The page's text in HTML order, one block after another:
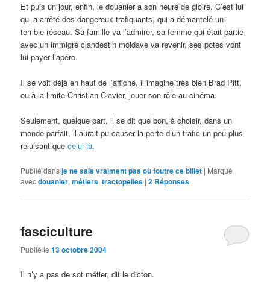
Et puis un jour, enfin, le douanier a son heure de gloire. C’est lui
qui a arrêté des dangereux trafiquants, qui a démantelé un
terrible réseau. Sa famille va l’admirer, sa femme qui était partie
avec un immigré clandestin moldave va revenir, ses potes vont
lui payer l’apéro.
Il se voit déjà en haut de l’affiche, il imagine très bien Brad Pitt,
ou à la limite Christian Clavier, jouer son rôle au cinéma.
Seulement, quelque part, il se dit que bon, à choisir, dans un
monde parfait, il aurait pu causer la perte d’un trafic un peu plus
reluisant quecelui-là.
Publié dansje ne sais vraiment pas où foutre ce billet | Marqué
avecdouanier,métiers,tractopelles |2 Réponses
fasciculture
Publié le13 octobre 2004
Il n’y a pas de sot métier, dit le dicton.